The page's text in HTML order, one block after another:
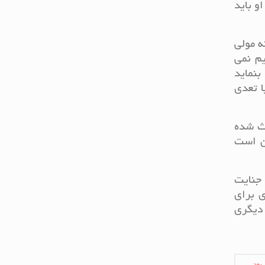
باید
مولی‌
نمی‌
تعدی
شده
است
جنایت
برای
دیگری